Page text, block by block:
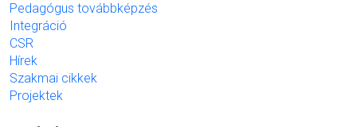
Pedagógus továbbképzés
Integráció
CSR
Hírek
Szakmai cikkek
Projektek